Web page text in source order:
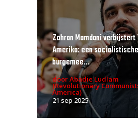
Zohran Mamdani verbijstert
Amerika: een socialistische
burgemee...
door Abadie Ludlam
(Revolutionary
America)
21 sep 2025